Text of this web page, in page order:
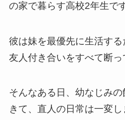
の家で暮らす高校2年生です
彼は妹を最優先に生活する
友人付き合いをすべて断っ
そんなある日、幼なじみ
きて、直人の日常は一変し